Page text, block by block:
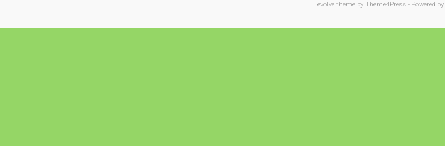
evolvetheme by Theme4Press - Powered by